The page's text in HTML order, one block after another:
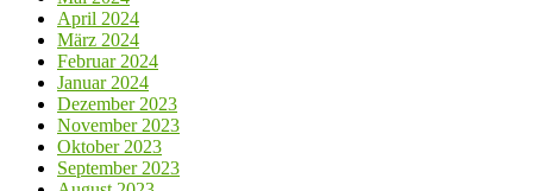
April 2024
März 2024
Februar 2024
Januar 2024
Dezember 2023
November 2023
Oktober 2023
September 2023